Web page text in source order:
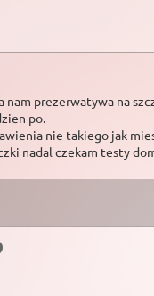
nam prezerwatywa na
po.
nie takiego jak
nadal czekam testy